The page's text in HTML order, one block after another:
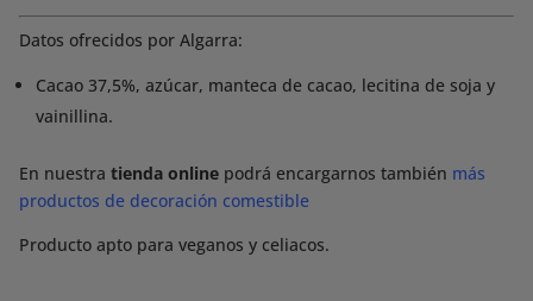
Datos ofrecidos por Algarra:
Cacao 37,5%, azúcar, manteca de cacao, lecitina de soja y
vainillina.
En nuestratienda online podrá encargarnos también más
productos de decoración comestible
Producto apto para veganos y celiacos.